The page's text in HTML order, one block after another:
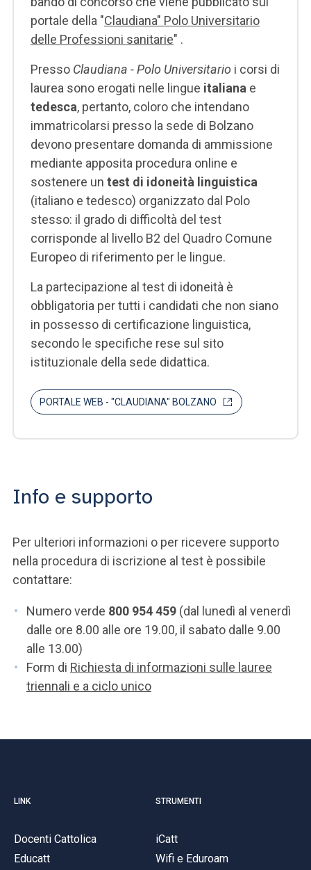
portale della "Claudiana" Polo Universitario
delle Professioni sanitarie" .
Presso Claudiana - Polo Universitario i corsi di
laurea sono erogati nelle lingue italiana e
tedesca, pertanto, coloro che intendano
immatricolarsi presso la sede di Bolzano
devono presentare domanda di ammissione
mediante apposita procedura online e
sostenere un test di idoneità linguistica
(italiano e tedesco) organizzato dal Polo
stesso: il grado di difficoltà del test
corrisponde al livello B2 del Quadro Comune
Europeo di riferimento per le lingue.
La partecipazione al test di idoneità è
obbligatoria per tutti i candidati che non siano
in possesso di certificazione linguistica,
secondo le specifiche rese sul sito
istituzionale della sede didattica.
PORTALE WEB - "CLAUDIANA" BOLZANO
Info e supporto
Per ulteriori informazioni o per ricevere supporto
nella procedura di iscrizione al test è possibile
contattare:
Numero verde 800 954 459 (dal lunedì al venerdì
dalle ore 8.00 alle ore 19.00, il sabato dalle 9.00
alle 13.00)
Form di Richiesta di informazioni sulle lauree
triennali e a ciclo unico
LINK
Docenti Cattolica
Educatt
STRUMENTI
iCatt
Wifi e Eduroam